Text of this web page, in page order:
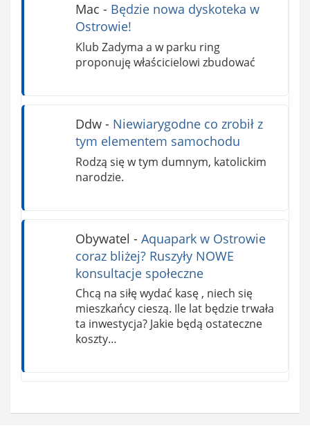
Mac - Będzie nowa dyskoteka w
Ostrowie!
Klub Zadyma a w parku ring
proponuję właścicielowi zbudować
Ddw- Niewiarygodne co zrobił z
tym elementem samochodu
Rodzą się w tym dumnym, katolickim
narodzie.
Obywatel - Aquapark w Ostrowie
coraz bliżej? Ruszyły NOWE
konsultacje społeczne
Chcą na siłę wydać kasę , niech się
mieszkańcy cieszą. Ile lat będzie trwała
ta inwestycja? Jakie będą ostateczne
koszty…